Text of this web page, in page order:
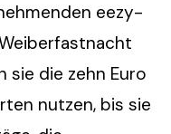
eezy-
sie die zehn Euro
nutzen, bis sie